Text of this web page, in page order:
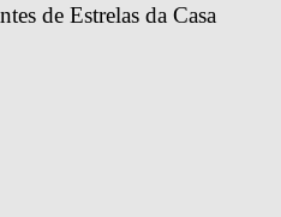
de Estrelas da Casa